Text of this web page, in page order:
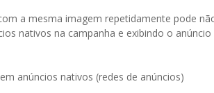
a mesma imagem repetidamente pode
nativos na campanha e exibindo o
anúncios nativos (redes de anúncios)